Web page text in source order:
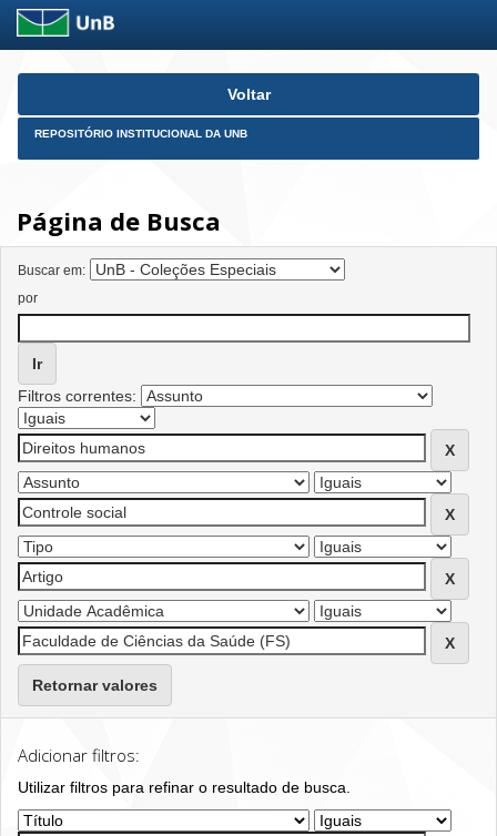
Skip
Voltar
REPOSITÓRIO INSTITUCIONAL DA UNB
Página de Busca
Buscar em:
por
Filtros correntes:
Retornar valores
Adicionar filtros:
Utilizar filtros para refinar o resultado de busca.